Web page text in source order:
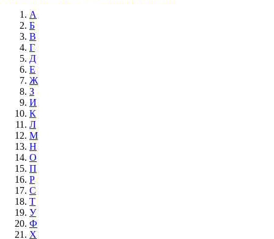
А
Б
В
Г
Д
Е
Ж
З
И
К
Л
М
Н
О
П
Р
С
Т
У
Ф
Х